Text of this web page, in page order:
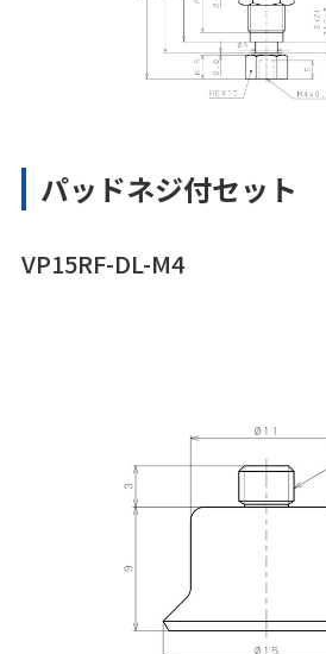
パッドネジ付セット
VP15RF-DL-M4